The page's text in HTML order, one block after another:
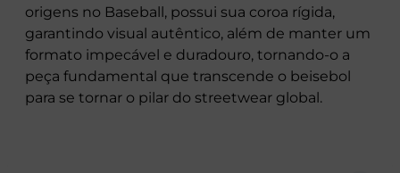
origens no Baseball, possui sua coroa rígida,
garantindo visual autêntico, além de manter um
formato impecável e duradouro, tornando-o a
peça fundamental que transcende o beisebol
para se tornar o pilar do streetwear global.